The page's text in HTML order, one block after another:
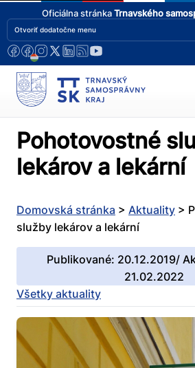
Oficiálna stránkaTrnavského
Otvoriť dodatočne menu
Pohotovostné
lekárov a lekární
Domovská stránka > Aktuality >
služby lekárov a lekární
Publikované: 20.12.2019/
21.02.2022
Všetky aktuality